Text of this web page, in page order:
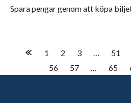
Spara pengar genom att köpa
Posts
navigation
1 2 3 … 51
56
57 … 65